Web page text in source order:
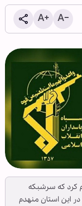
کرد که سرشبکه
این استان منهدم